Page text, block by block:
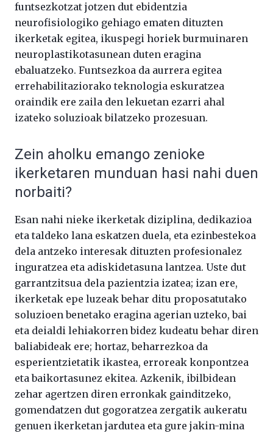
funtsezkotzat jotzen dut ebidentzia
neurofisiologiko gehiago ematen dituzten
ikerketak egitea, ikuspegi horiek burmuinaren
neuroplastikotasunean duten eragina
ebaluatzeko. Funtsezkoa da aurrera egitea
errehabilitaziorako teknologia eskuratzea
oraindik ere zaila den lekuetan ezarri ahal
izateko soluzioak bilatzeko prozesuan.
Zein aholku emango zenioke
ikerketaren munduan hasi nahi duen
norbaiti?
Esan nahi nieke ikerketak diziplina, dedikazioa
eta taldeko lana eskatzen duela, eta ezinbestekoa
dela antzeko interesak dituzten profesionalez
inguratzea eta adiskidetasuna lantzea. Uste dut
garrantzitsua dela pazientzia izatea; izan ere,
ikerketak epe luzeak behar ditu proposatutako
soluzioen benetako eragina agerian uzteko, bai
eta deialdi lehiakorren bidez kudeatu behar diren
baliabideak ere; hortaz, beharrezkoa da
esperientzietatik ikastea, erroreak konpontzea
eta baikortasunez ekitea. Azkenik, ibilbidean
zehar agertzen diren erronkak gainditzeko,
gomendatzen dut gogoratzea zergatik aukeratu
genuen ikerketan jardutea eta gure jakin-mina